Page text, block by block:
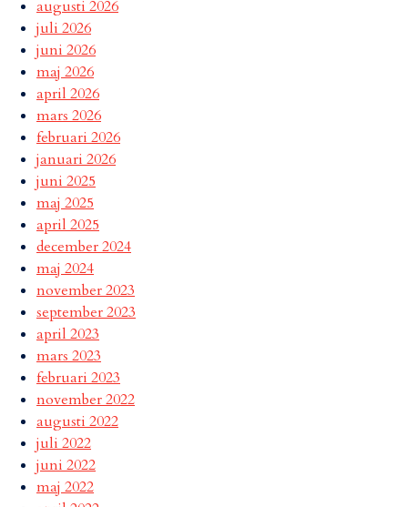
augusti 2026
juli 2026
juni 2026
maj 2026
april 2026
mars 2026
februari 2026
januari 2026
juni 2025
maj 2025
april 2025
december 2024
maj 2024
november 2023
september 2023
april 2023
mars 2023
februari 2023
november 2022
augusti 2022
juli 2022
juni 2022
maj 2022